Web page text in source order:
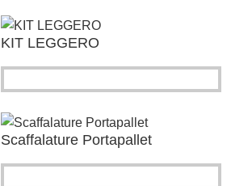
KIT LEGGERO
Scaffalature Portapallet